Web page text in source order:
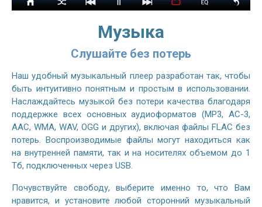
Музыка
Слушайте без потерь
Наш удобный музыкальный плеер разработан так, чтобы
быть интуитивно понятным и простым в использовании.
Наслаждайтесь музыкой без потери качества благодаря
поддержке всех основных аудиоформатов (MP3, AC-3,
AAC, WMA, WAV, OGG и других), включая файлы FLAC без
потерь. Воспроизводимые файлы могут находиться как
на внутренней памяти, так и на носителях объемом до 1
Тб, подключенных через USB.
Почувствуйте свободу, выберите именно то, что Вам
нравится, и установите любой сторонний музыкальный